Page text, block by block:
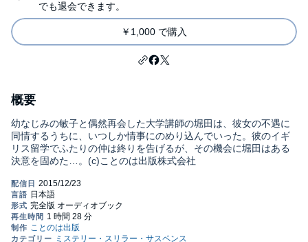
でも退会できます。
￥1,000 で購入
概要
幼なじみの敏子と偶然再会した大学講師の堀田は、彼女の不遇に
同情するうちに、いつしか情事にのめり込んでいった。彼のイギ
リス留学でふたりの仲は終りを告げるが、その機会に堀田はある
決意を固めた…。(c)ことのは出版株式会社